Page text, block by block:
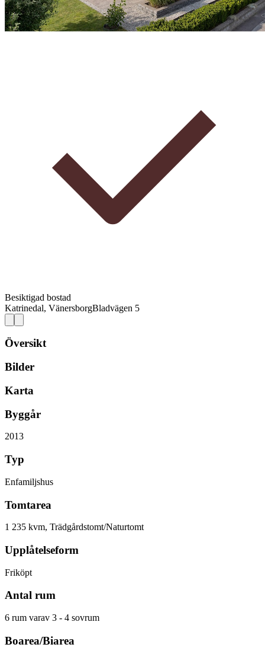
Besiktigad bostad
Katrinedal, VänersborgBladvägen 5
Översikt
Bilder
Karta
Byggår
2013
Typ
Enfamiljshus
Tomtarea
1 235 kvm, Trädgårdstomt/Naturtomt
Upplåtelseform
Friköpt
Antal rum
6 rum varav 3 - 4 sovrum
Boarea/Biarea